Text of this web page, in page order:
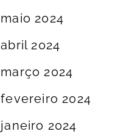
maio 2024
abril 2024
março 2024
fevereiro 2024
janeiro 2024